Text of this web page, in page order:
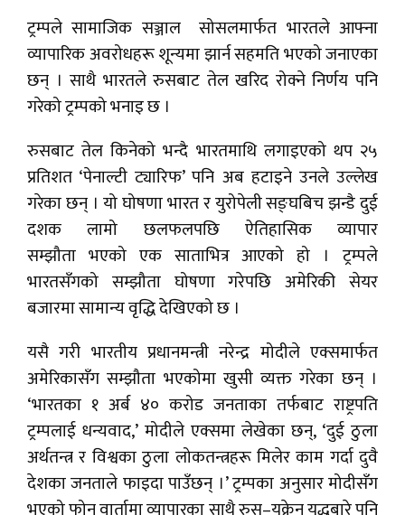
ट्रम्पले सामाजिक सञ्जाल सोसलमार्फत भारतले आफ्ना
व्यापारिक अवरोधहरू शून्यमा झार्न सहमति भएको जनाएका
छन् । साथै भारतले रुसबाट तेल खरिद रोक्ने निर्णय पनि
गरेको ट्रम्पको भनाइ छ ।
रुसबाट तेल किनेको भन्दै भारतमाथि लगाइएको थप २५
प्रतिशत ‘पेनाल्टी ट्यारिफ’ पनि अब हटाइने उनले उल्लेख
गरेका छन् । यो घोषणा भारत र युरोपेली सङ्घबिच झन्डै दुई
दशक लामो छलफलपछि ऐतिहासिक व्यापार
सम्झौता भएको एक साताभित्र आएको हो । ट्रम्पले
भारतसँगको सम्झौता घोषणा गरेपछि अमेरिकी सेयर
बजारमा सामान्य वृद्धि देखिएको छ ।
यसै गरी भारतीय प्रधानमन्त्री नरेन्द्र मोदीले एक्समार्फत
अमेरिकासँग सम्झौता भएकोमा खुसी व्यक्त गरेका छन् ।
‘भारतका १ अर्ब ४० करोड जनताका तर्फबाट राष्ट्रपति
ट्रम्पलाई धन्यवाद,’ मोदीले एक्समा लेखेका छन्, ‘दुई ठुला
अर्थतन्त्र र विश्वका ठुला लोकतन्त्रहरू मिलेर काम गर्दा दुवै
देशका जनताले फाइदा पाउँछन् ।’ ट्रम्पका अनुसार मोदीसँग